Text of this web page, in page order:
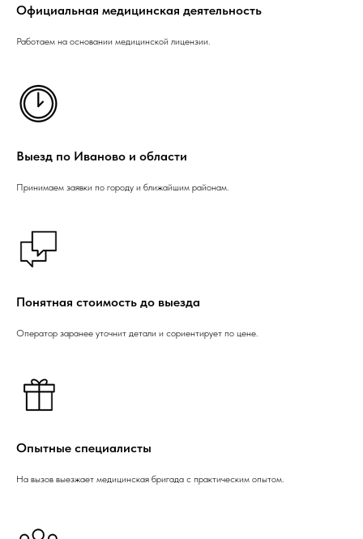
Официальная медицинская деятельность
Работаем на основании медицинской лицензии.
Выезд по Иваново и области
Принимаем заявки по городу и ближайшим районам.
Понятная стоимость до выезда
Оператор заранее уточнит детали и сориентирует по цене.
Опытные специалисты
На вызов выезжает медицинская бригада с практическим опытом.